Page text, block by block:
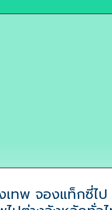
ทพ จองแท็กซี่ไป